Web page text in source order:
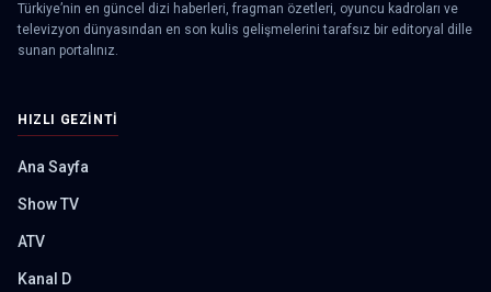
Türkiye’nin en güncel dizi haberleri, fragman özetleri, oyuncu kadroları ve
televizyon dünyasından en son kulis gelişmelerini tarafsız bir editoryal dille
sunan portalınız.
HIZLI GEZINTI
Ana Sayfa
Show TV
ATV
Kanal D